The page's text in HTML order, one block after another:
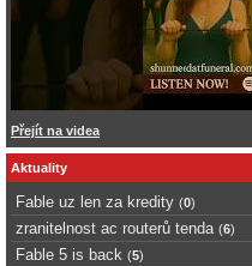
Přejít na videa
Aktuality
Fable uz len za kredity (0)
zranitelnost ac routerů tenda (6)
Fable 5 is back (5)